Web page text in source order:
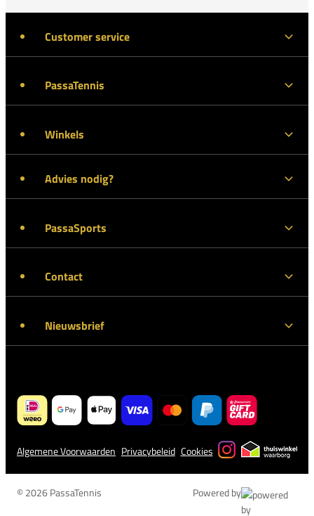
Customer service
PassaTennis
Winkels
Advies nodig?
PassaSports
Contact
Nieuwsbrief
Algemene Voorwaarden Privacybeleid Cookies
© 2026 PassaTennis Powered by